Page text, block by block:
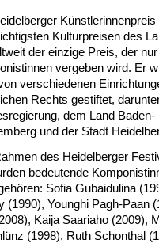
Kulturpreisen des
der einzige Preis, der
vergeben wird. Er
verschiedenen
Rechts gestiftet,
dem Land Baden-
und der Stadt
des Heidelberger
bedeutende
Sofia Gubaidulina
Younghi Pagh-Paan
Kaija Saariaho (2009),
(1998), Ruth Schonthal